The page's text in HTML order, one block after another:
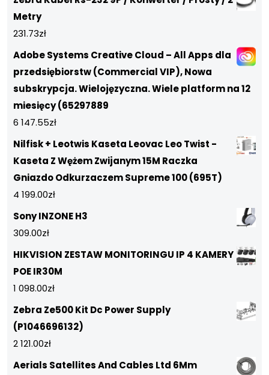
Metry
231.73zł
Adobe Systems Creative Cloud – All Apps dla
przedsiębiorstw (Commercial VIP), Nowa
subskrypcja. Wielojęzyczna. Wiele platform na 12
miesięcy (65297889
6 147.55zł
Nilfisk + Leotwis Kaseta Leovac Leo Twist -
Kaseta Z Wężem Zwijanym 15M Raczka
Gniazdo Odkurzaczem Supreme 100 (695T)
4 199.00zł
Sony INZONE H3
309.00zł
HIKVISION ZESTAW MONITORINGU IP 4 KAMERY
POE IR30M
1 098.00zł
Zebra Ze500 Kit Dc Power Supply
(P1046696132)
2 121.00zł
Aerials Satellites And Cables Ltd 6Mm